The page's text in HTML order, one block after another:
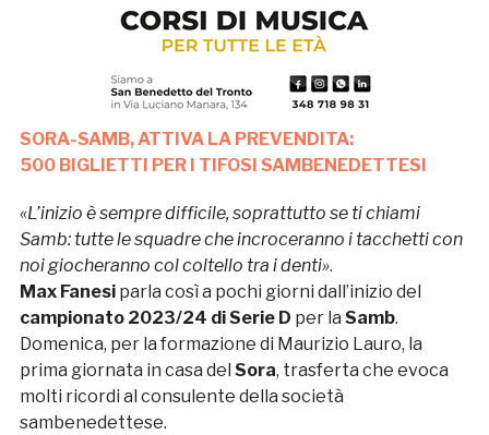
SORA-SAMB, ATTIVA LA PREVENDITA:
500 BIGLIETTI PER I TIFOSI SAMBENEDETTESI
«L’inizio è sempre difficile, soprattutto se ti chiami
Samb: tutte le squadre che incroceranno i tacchetti con
noi giocheranno col coltello tra i denti».
Max Fanesiparla così a pochi giorni dall’inizio del
campionato 2023/24 di Serie D per la Samb.
Domenica, per la formazione di Maurizio Lauro, la
prima giornata in casa del Sora, trasferta che evoca
molti ricordi al consulente della società
sambenedettese.